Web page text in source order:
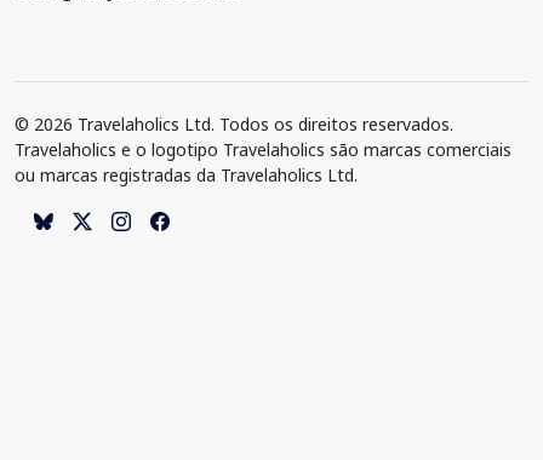
© 2026 Travelaholics Ltd. Todos os direitos reservados.
Travelaholics e o logotipo Travelaholics são marcas comerciais
ou marcas registradas da Travelaholics Ltd.